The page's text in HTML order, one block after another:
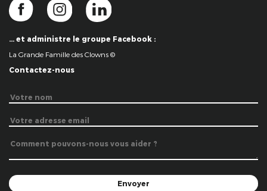
… et administre le groupe Facebook :
La Grande Famille des Clowns ©
Contactez-nous